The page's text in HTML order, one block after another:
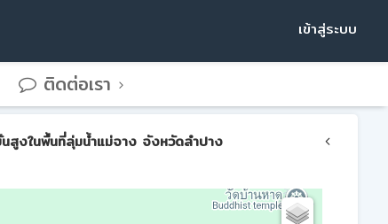
เข้าสู่ระบบ
ติดต่อเรา
สูงในพื้นที่ลุ่มน้ำแม่จาง จังหวัดลำปาง